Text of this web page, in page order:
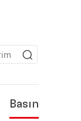
Basın